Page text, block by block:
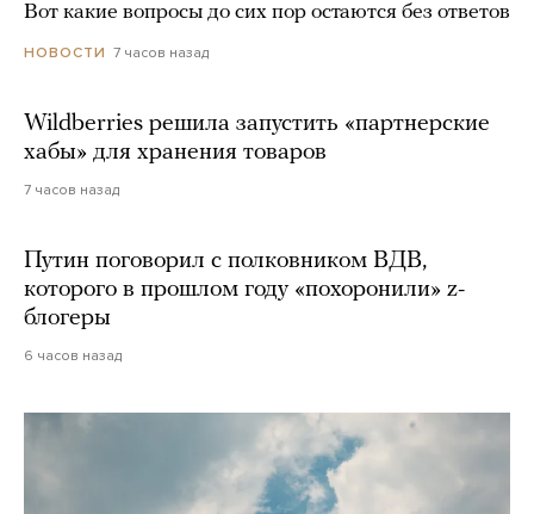
Вот какие вопросы до сих пор остаются без ответов
НОВОСТИ 7 часов назад
Wildberries решила запустить «партнерские
хабы» для хранения товаров
7 часов назад
Путин поговорил с полковником ВДВ,
которого в прошлом году «похоронили» z-
блогеры
6 часов назад